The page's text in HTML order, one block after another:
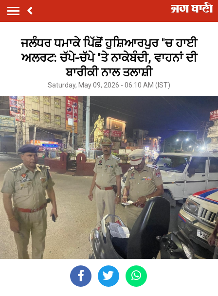
ਜਲੰਧਰ ਧਮਾਕੇ ਪਿੱਛੋਂ ਹੁਸ਼ਿਆਰਪੁਰ ''ਚ ਹਾਈ
ਅਲਰਟ: ਚੱਪੇ-ਚੱਪੇ ''ਤੇ ਨਾਕੇਬੰਦੀ, ਵਾਹਨਾਂ ਦੀ
ਬਾਰੀਕੀ ਨਾਲ ਤਲਾਸ਼ੀ
Saturday, May 09, 2026 - 06:10 AM (IST)